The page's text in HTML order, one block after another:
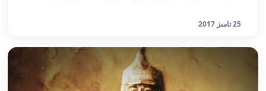
25 تامىز 2017